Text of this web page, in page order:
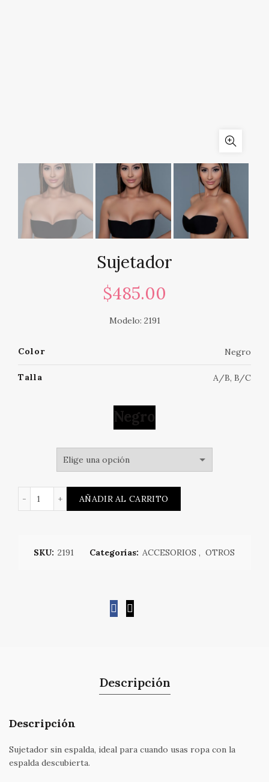
Sujetador
$485.00
Modelo: 2191
Color Negro
Talla A/B, B/C
Negro
Sujetador cantidad
AÑADIR AL CARRITO
SKU: 2191 Categorías: ACCESORIOS , OTROS
Descripción
Descripción
Sujetador sin espalda, ideal para cuando usas ropa con la
espalda descubierta.